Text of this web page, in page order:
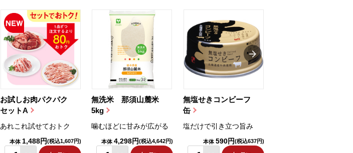
お試しお肉パクパク
セットA
あれこれ試せておトク
本体 1,488円(税込1,607円)
無洗米 那須山麓米
5kg
噛むほどに甘みが広がる
本体 4,298円(税込4,642円)
無塩せきコンビーフ
缶
塩だけで引き立つ旨み
本体 590円(税込637円)